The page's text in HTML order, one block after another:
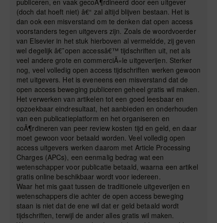
publiceren, en vaak gecoÃ¶rdineerd door een uitgever
(doch dat hoeft niet) â€“ zal altijd blijven bestaan. Het is
dan ook een misverstand om te denken dat open access
voorstanders tegen uitgevers zijn. Zoals de woordvoerder
van Elsevier in het stuk hierboven al vermeldde, zij geven
wel degelijk â€˜open accessâ€™ tijdschriften uit, net als
veel andere grote en commerciÃ«le uitgeverijen. Sterker
nog, veel volledig open access tijdschriften werken gewoon
met uitgevers. Het is eveneens een misverstand dat de
open access beweging publiceren geheel gratis wil maken.
Het verwerken van artikelen tot een goed leesbaar en
opzoekbaar eindresultaat, het aanbieden en onderhouden
van een publicatieplatform en het organiseren en
coÃ¶rdineren van peer review kosten tijd en geld, en daar
moet gewoon voor betaald worden. Veel volledig open
access uitgevers werken daarom met Article Processing
Charges (APCs), een eenmalig bedrag wat een
wetenschapper voor publicatie betaald, waarna een artikel
gratis online beschikbaar wordt voor iedereen.
Waar het mis gaat tussen de traditionele uitgeverijen en
wetenschappers die achter de open access beweging
staan is niet dat de ene wil dat er geld betaald wordt
tijdschriften, terwijl de ander alles gratis wil maken.